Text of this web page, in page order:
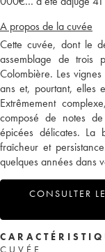
A propos de la cuvée
Cette cuvée, dont le
assemblage de trois
Colombière. Les
ans et, pourtant, elles
Extrêmement
composé de notes
épicées délicates. La
fraîcheur et
quelques années dans
CONSULTER
CUVÉE